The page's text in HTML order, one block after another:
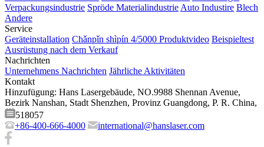
Verpackungsindustrie Spröde Materialindustrie Auto Industire Blech
Andere
Service
Geräteinstallation Chǎnpǐn shìpín 4/5000 Produktvideo Beispieltest
Ausrüstung nach dem Verkauf
Nachrichten
Unternehmens Nachrichten Jährliche Aktivitäten
Kontakt
Hinzufügung: Hans Lasergebäude, NO.9988 Shennan Avenue,
Bezirk Nanshan, Stadt Shenzhen, Provinz Guangdong, P. R. China,
518057
+86-400-666-4000
international@hanslaser.com